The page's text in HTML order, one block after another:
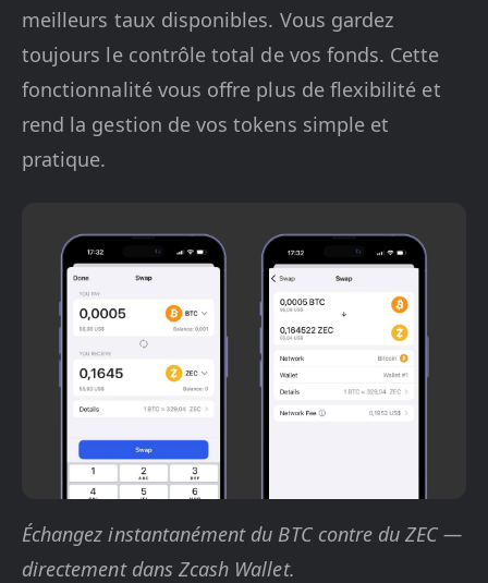
meilleurs taux disponibles. Vous gardez
toujours le contrôle total de vos fonds. Cette
fonctionnalité vous offre plus de flexibilité et
rend la gestion de vos tokens simple et
pratique.
Échangez instantanément du BTC contre du ZEC —
directement dans Zcash Wallet.